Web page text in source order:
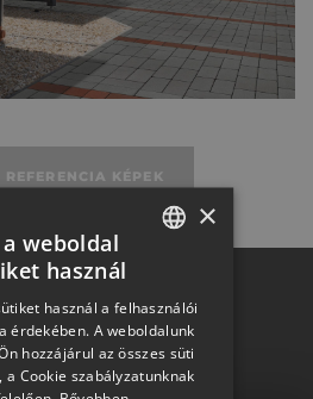
KÉPEK
a
HUNGARIAN
SLOVAK
GERMAN
×
a weboldal
használ
használ a felhasználói
érdekében. A weboldalunk
hozzájárul az összes süti
a Cookie szabályzatunknak